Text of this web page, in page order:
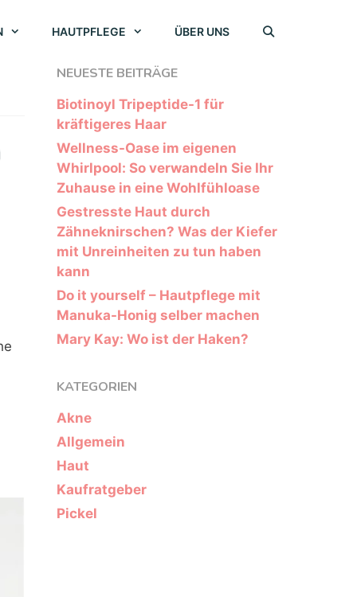
HAUTPFLEGE ÜBER UNS
NEUESTE BEITRÄGE
Biotinoyl Tripeptide-1 für
kräftigeres Haar
Wellness-Oase im eigenen
Whirlpool: So verwandeln Sie Ihr
Zuhause in eine Wohlfühloase
Gestresste Haut durch
Zähneknirschen? Was der Kiefer
mit Unreinheiten zu tun haben
kann
Do it yourself – Hautpflege mit
Manuka-Honig selber machen
Mary Kay: Wo ist der Haken?
KATEGORIEN
Akne
Allgemein
Haut
Kaufratgeber
Pickel